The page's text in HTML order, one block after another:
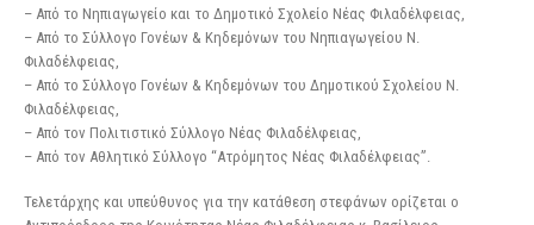
– Από το Νηπιαγωγείο και το Δημοτικό Σχολείο Νέας Φιλαδέλφειας,
– Από το Σύλλογο Γονέων & Κηδεμόνων του Νηπιαγωγείου Ν.
Φιλαδέλφειας,
– Από το Σύλλογο Γονέων & Κηδεμόνων του Δημοτικού Σχολείου Ν.
Φιλαδέλφειας,
– Από τον Πολιτιστικό Σύλλογο Νέας Φιλαδέλφειας,
– Από τον Αθλητικό Σύλλογο “Ατρόμητος Νέας Φιλαδέλφειας”.
Τελετάρχης και υπεύθυνος για την κατάθεση στεφάνων ορίζεται ο